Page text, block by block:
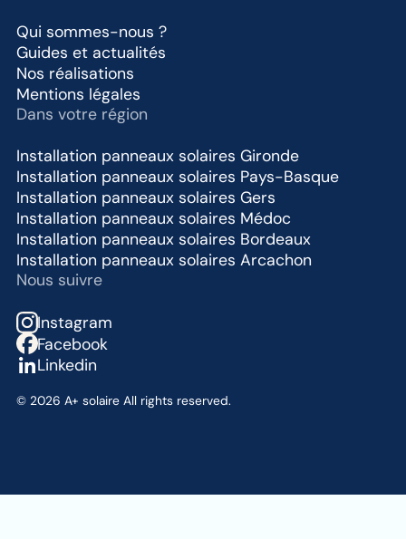
Qui sommes-nous ?
Guides et actualités
Nos réalisations
Mentions légales
Dans votre région
Installation panneaux solaires Gironde
Installation panneaux solaires Pays-Basque
Installation panneaux solaires Gers
Installation panneaux solaires Médoc
Installation panneaux solaires Bordeaux
Installation panneaux solaires Arcachon
Nous suivre
Instagram
Facebook
Linkedin
© 2026 A+ solaire All rights reserved.